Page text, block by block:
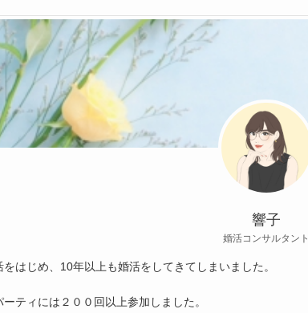
響子
婚活コンサルタント
はじめ、10年以上も婚活をしてきてしまいました。
ティには２００回以上参加しました。